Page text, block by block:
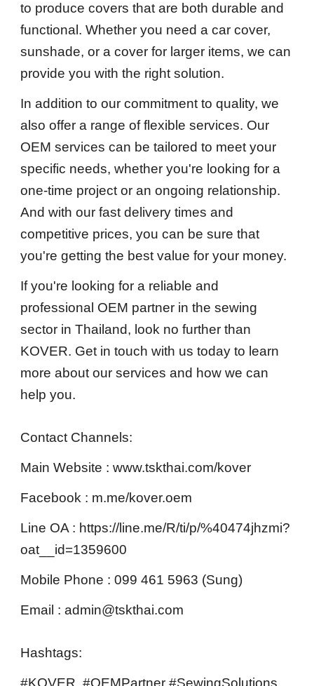
to produce covers that are both durable and
functional. Whether you need a car cover,
sunshade, or a cover for larger items, we can
provide you with the right solution.
In addition to our commitment to quality, we
also offer a range of flexible services. Our
OEM services can be tailored to meet your
specific needs, whether you're looking for a
one-time project or an ongoing relationship.
And with our fast delivery times and
competitive prices, you can be sure that
you're getting the best value for your money.
If you're looking for a reliable and
professional OEM partner in the sewing
sector in Thailand, look no further than
KOVER. Get in touch with us today to learn
more about our services and how we can
help you.
Contact Channels:
Main Website : www.tskthai.com/kover
Facebook : m.me/kover.oem
Line OA : https://line.me/R/ti/p/%40474jhzmi?
oat__id=1359600
Mobile Phone : 099 461 5963 (Sung)
Email : admin@tskthai.com
Hashtags:
#KOVER, #OEMPartner #SewingSolutions